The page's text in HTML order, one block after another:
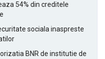
54% din creditele
sociala inaspreste
BNR de institutie de